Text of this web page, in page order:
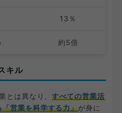
13％
約5倍
キル
とは異なり、すべての営業活
営業を科学する力」が身に